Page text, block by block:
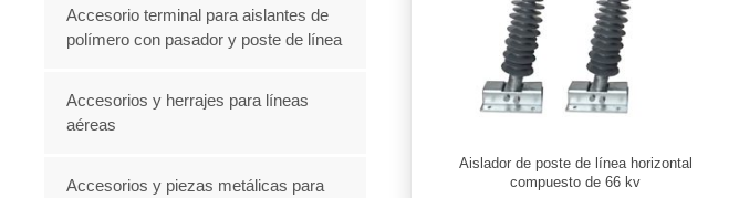
Aislador de poste de línea horizontal
compuesto de 66 kv
Accesorio terminal para aislantes de
polímero con pasador y poste de línea
Accesorios y herrajes para líneas
aéreas
Accesorios y piezas metálicas para